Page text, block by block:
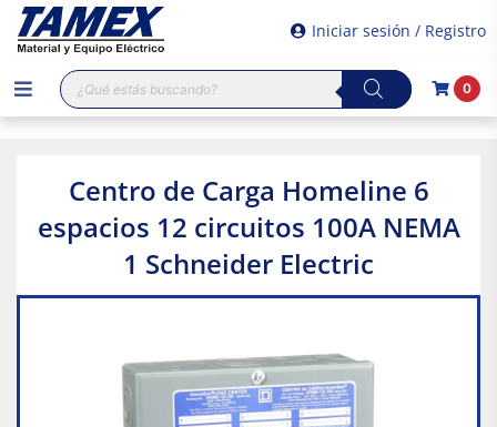
Iniciar sesión / Registro
Búsqueda
de
productos
0
Centro de Carga Homeline 6
espacios 12 circuitos 100A NEMA
1 Schneider Electric